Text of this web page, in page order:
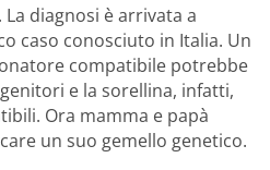
diagnosi è arrivata a
caso conosciuto in Italia. Un
compatibile potrebbe
e la sorellina, infatti,
Ora mamma e papà
un suo gemello genetico.